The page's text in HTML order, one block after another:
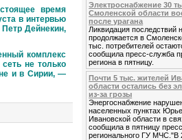
время
в интервью
Дейнекин,
комплекс
не только
и в Сирии, —
Электроснабжение 30
Смоленской области
после урагана
Ликвидация последствий
продолжается в
тыс. потребителей
сообщила пресс-служба
региона в пятницу.
Почти 5 тыс. жителей
области остались без
из-за грозы
Энергоснабжение
населенных пунктах
Ивановской области в
сообщила в пятницу
регионального ГУ МЧС."В